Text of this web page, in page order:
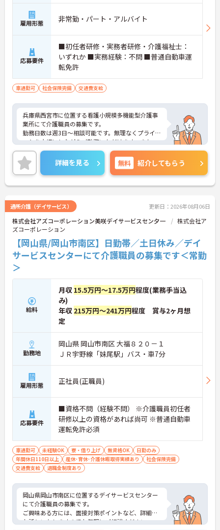
雇用形態 非常勤・パート・アルバイト
応募要件
■初任者研修・実務者研修・介護福祉士：
いずれか ■実務経験：不問 ■普通自動車運
転免許
車通勤可 社会保険完備 交通費支給
兵庫県西宮市に位置する看護小規模多機能型介護事
業所にて介護職員の募集です。
勤務日数は週3日～相談可能です。無理なくプライベ
ートを大切にしながらご勤務いただけます。また、
研修制度・資格取得支援制度があり、働きながらス
キルアップが目指せます。
ご興味のある方には、面接対策ポイントなど、さら
に詳細をご案内しますのでお気軽にご相談くださ
い！
詳細を見る 無料 紹介してもらう
通所介護（デイサービス） 更新日：2026年08月06日
株式会社アズコーポレーション美咲デイサ一ビスセン夕一
株式会社ア
ズコーポレーション
【岡山県/岡山市南区】日勤帯／土日休み／デイ
サービスセンターにて介護職員の募集です＜常勤
＞
給料
月収 15.5万円～17.5万円程度(業務手当込
み)
年収 215万円～241万円程度 賞与2ヶ月想
定
勤務地
岡山県 岡山市南区 大福８２０－１
ＪＲ宇野線「妹尾駅」バス・車7分
雇用形態 正社員(正職員)
応募要件
■資格不問（経験不問） ※介護職員初任者
研修以上の資格があれば尚可 ※普通自動車
運転免許必須
車通勤可 未経験OK 寮・借り上げ 無資格OK
日勤のみ
年間休日110日以上
産休･育休･介護休暇取得実績あり
社会保険完備
交通費支給
退職金制度あり
岡山県岡山市南区に位置するデイサービスセンター
にて介護職員の募集です。
ご興味ある方には、面接対策ポイントなど、詳細を
お話しいたしますのでお気軽にご相談ください。